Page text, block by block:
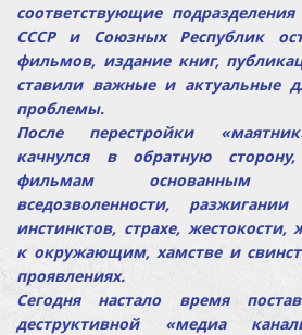
соответствующие
СССР и Союзных Республик
фильмов, издание книг,
ставили важные и актуальные
проблемы.
После перестройки
качнулся в обратную
фильмам основанным
вседозволенности,
инстинктов, страхе, жестокости,
к окружающим, хамстве и
проявлениях.
Сегодня настало время
деструктивной «медиа